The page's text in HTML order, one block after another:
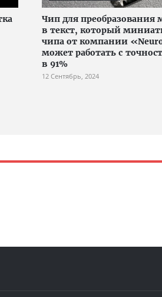
Чип для преобразования
в текст, который
чипа от компании
может работать с
в 91%
12 Сентябрь, 2024